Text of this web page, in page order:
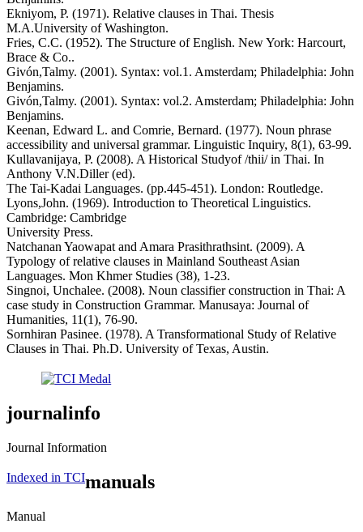
Ekniyom, P. (1971). Relative clauses in Thai. Thesis
M.A.University of Washington.
Fries, C.C. (1952). The Structure of English. New York: Harcourt,
Brace & Co..
Givón,Talmy. (2001). Syntax: vol.1. Amsterdam; Philadelphia: John
Benjamins.
Givón,Talmy. (2001). Syntax: vol.2. Amsterdam; Philadelphia: John
Benjamins.
Keenan, Edward L. and Comrie, Bernard. (1977). Noun phrase
accessibility and universal grammar. Linguistic Inquiry, 8(1), 63-99.
Kullavanijaya, P. (2008). A Historical Studyof /thii/ in Thai. In
Anthony V.N.Diller (ed).
The Tai-Kadai Languages. (pp.445-451). London: Routledge.
Lyons,John. (1969). Introduction to Theoretical Linguistics.
Cambridge: Cambridge
University Press.
Natchanan Yaowapat and Amara Prasithrathsint. (2009). A
Typology of relative clauses in Mainland Southeast Asian
Languages. Mon Khmer Studies (38), 1-23.
Singnoi, Unchalee. (2008). Noun classifier construction in Thai: A
case study in Construction Grammar. Manusaya: Journal of
Humanities, 11(1), 76-90.
Sornhiran Pasinee. (1978). A Transformational Study of Relative
Clauses in Thai. Ph.D. University of Texas, Austin.
journalinfo
Journal Information
Indexed in TCImanuals
Manual